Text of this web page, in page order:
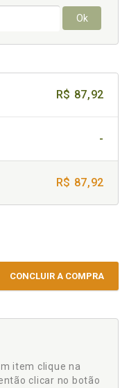
Ok
R$ 87,92
-
R$ 87,92
CONCLUIR A COMPRA
item clique na
clicar no botão